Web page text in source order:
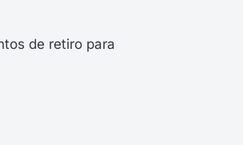
de retiro para